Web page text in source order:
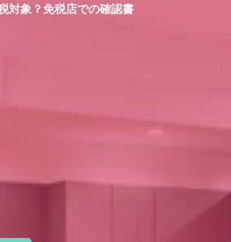
対象？免税店での確認書